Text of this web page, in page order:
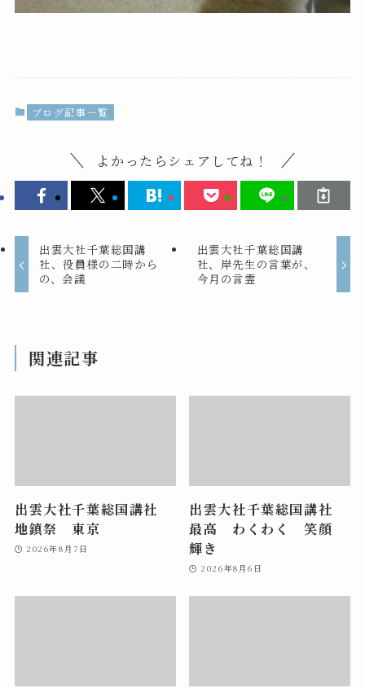
ブログ記事一覧
よかったらシェアしてね！
出雲大社千葉総国講
社、役員様の二時から
の、会議
出雲大社千葉総国講
社、岸先生の言葉が、
今月の言霊
関連記事
出雲大社千葉総国講社
地鎮祭 東京
2026年8月7日
出雲大社千葉総国講社
最高 わくわく 笑顔
輝き
2026年8月6日